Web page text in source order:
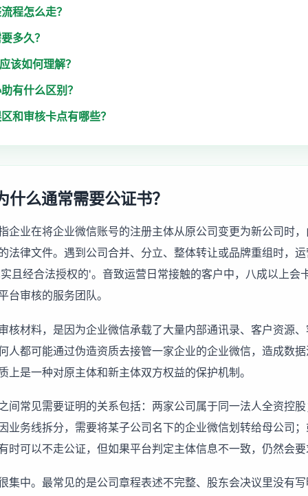
程怎么走？
多久？
该如何理解？
有什么区别？
和审核卡点有哪些？
么通常需要公证书？
企业在将企业微信账号的注册主体从原公司变更为新公司时
法律文件。遇到公司合并、分立、整体转让或品牌重组时，
且经合法授权的'。音致运营日常接触的客户中，八成以上会
台审核的服务团队。
核材料，是因为企业微信承载了大量内部通讯录、客户资源
人都可能通过伪造资质去接管一家企业的企业微信，造成数
上是一种对原主体和新主体双方权益的保护机制。
间常见需要证明的关系包括：两家公司属于同一法人全资控
业务线拆分，需要将某子公司名下的企业微信划转给母公司
时可以不走公证，但如果平台判定主体信息不一致，仍然会
集中。最常见的是公司章程表述不完整、股东会决议里没有